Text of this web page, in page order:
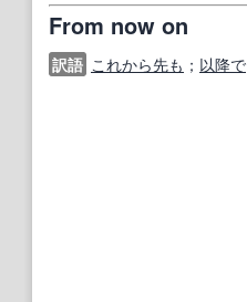
From now on
訳語 これから先も ； 以降で